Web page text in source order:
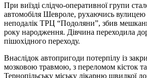
При виїзді слідчо-оперативної групи
автомобіля Шевроле, рухаючись вулицею
неподалік ТРЦ “Подоляни”, збив
року народження. Дівчина переходила
пішохідного переходу.
Внаслідок автопригоди потерпілу із
мозковою травмою, з переломом кісток
Тернопільську міську лікарню швидкої